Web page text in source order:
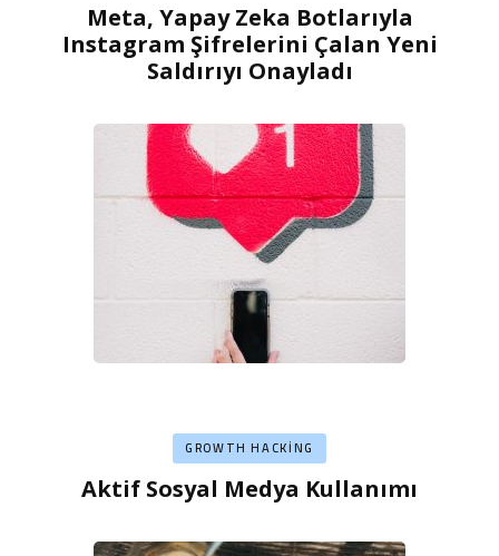
Meta, Yapay Zeka Botlarıyla
Instagram Şifrelerini Çalan Yeni
Saldırıyı Onayladı
GROWTH HACKING
Aktif Sosyal Medya Kullanımı